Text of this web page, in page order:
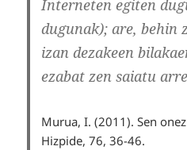
Interneten egiten
dugunak); are,
izan dezakeen
ezabat zen saiatu
Murua, I. (2011). Sen
Hizpide, 76,36-46.